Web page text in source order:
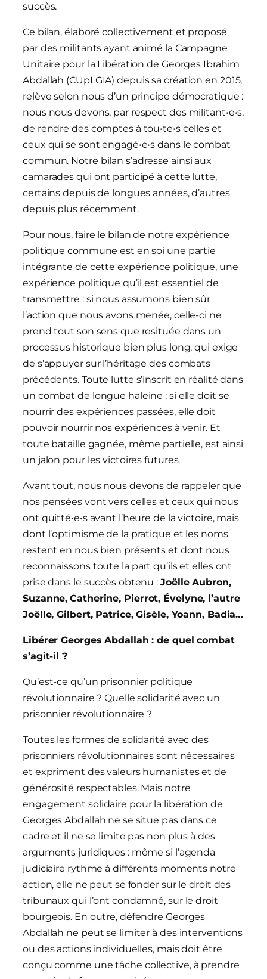
succès.
Ce bilan, élaboré collectivement et proposé
par des militants ayant animé la Campagne
Unitaire pour la Libération de Georges Ibrahim
Abdallah (CUpLGIA) depuis sa création en 2015,
relève selon nous d’un principe démocratique :
nous nous devons, par respect des militant•e•s,
de rendre des comptes à tou•te•s celles et
ceux qui se sont engagé•e•s dans le combat
commun. Notre bilan s’adresse ainsi aux
camarades qui ont participé à cette lutte,
certains depuis de longues années, d’autres
depuis plus récemment.
Pour nous, faire le bilan de notre expérience
politique commune est en soi une partie
intégrante de cette expérience politique, une
expérience politique qu’il est essentiel de
transmettre : si nous assumons bien sûr
l’action que nous avons menée, celle-ci ne
prend tout son sens que resituée dans un
processus historique bien plus long, qui exige
de s’appuyer sur l’héritage des combats
précédents. Toute lutte s’inscrit en réalité dans
un combat de longue haleine : si elle doit se
nourrir des expériences passées, elle doit
pouvoir nourrir nos expériences à venir. Et
toute bataille gagnée, même partielle, est ainsi
un jalon pour les victoires futures.
Avant tout, nous nous devons de rappeler que
nos pensées vont vers celles et ceux qui nous
ont quitté•e•s avant l’heure de la victoire, mais
dont l’optimisme de la pratique et les noms
restent en nous bien présents et dont nous
reconnaissons toute la part qu’ils et elles ont
prise dans le succès obtenu : Joëlle Aubron,
Suzanne, Catherine, Pierrot, Évelyne, l’autre
Joëlle, Gilbert, Patrice, Gisèle, Yoann, Badia…
Libérer Georges Abdallah : de quel combat
s’agit-il ?
Qu’est-ce qu’un prisonnier politique
révolutionnaire ? Quelle solidarité avec un
prisonnier révolutionnaire ?
Toutes les formes de solidarité avec des
prisonniers révolutionnaires sont nécessaires
et expriment des valeurs humanistes et de
générosité respectables. Mais notre
engagement solidaire pour la libération de
Georges Abdallah ne se situe pas dans ce
cadre et il ne se limite pas non plus à des
arguments juridiques : même si l’agenda
judiciaire rythme à différents moments notre
action, elle ne peut se fonder sur le droit des
tribunaux qui l’ont condamné, sur le droit
bourgeois. En outre, défendre Georges
Abdallah ne peut se limiter à des interventions
ou des actions individuelles, mais doit être
conçu comme une tâche collective, à prendre